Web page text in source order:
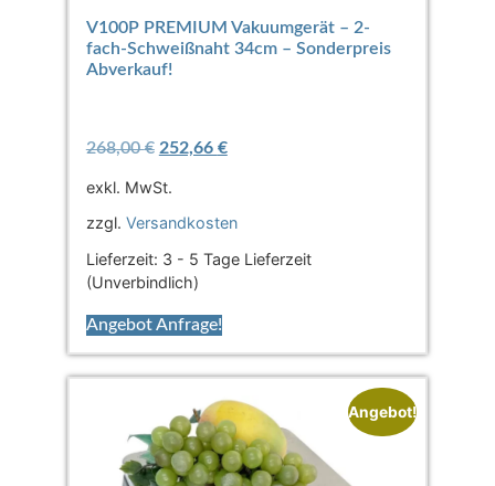
V100P PREMIUM Vakuumgerät – 2-
fach-Schweißnaht 34cm – Sonderpreis
Abverkauf!
268,00€ 252,66 €
exkl. MwSt.
zzgl. Versandkosten
Lieferzeit: 3 - 5 Tage Lieferzeit
(Unverbindlich)
Angebot Anfrage!
Angebot!